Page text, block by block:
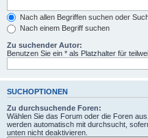
Nach allen Begriffen suchen oder
Nach einem Begriff suchen
Zu suchender Autor:
Benutzen Sie ein * als Platzhalter für
SUCHOPTIONEN
Zu durchsuchende Foren:
Wählen Sie das Forum oder die Foren
werden automatisch mit durchsucht,
unten nicht deaktivieren.